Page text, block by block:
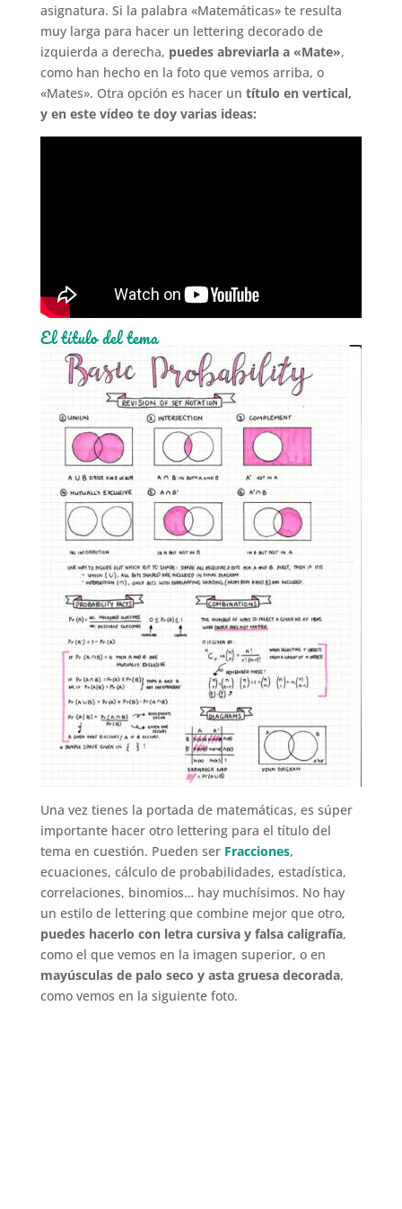
asignatura. Si la palabra «Matemáticas» te resulta
muy larga para hacer un lettering decorado de
izquierda a derecha, puedes abreviarla a «Mate»,
como han hecho en la foto que vemos arriba, o
«Mates». Otra opción es hacer un título en vertical,
y en este vídeo te doy varias ideas:
El título del tema
Una vez tienes la portada de matemáticas, es súper
importante hacer otro lettering para el título del
tema en cuestión. Pueden ser Fracciones,
ecuaciones, cálculo de probabilidades, estadística,
correlaciones, binomios… hay muchísimos. No hay
un estilo de lettering que combine mejor que otro,
puedes hacerlo con letra cursiva y falsa caligrafía,
como el que vemos en la imagen superior, o en
mayúsculas de palo seco y asta gruesa decorada,
como vemos en la siguiente foto.